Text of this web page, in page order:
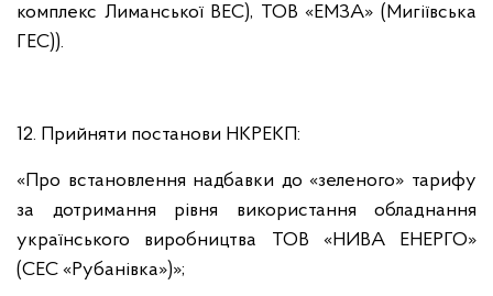
комплекс Лиманської ВЕС), ТОВ «ЕМЗА» (Мигіївська
ГЕС)).
12. Прийняти постанови НКРЕКП:
«Про встановлення надбавки до «зеленого» тарифу
за дотримання рівня використання обладнання
українського виробництва ТОВ «НИВА ЕНЕРГО»
(СЕС «Рубанівка»)»;